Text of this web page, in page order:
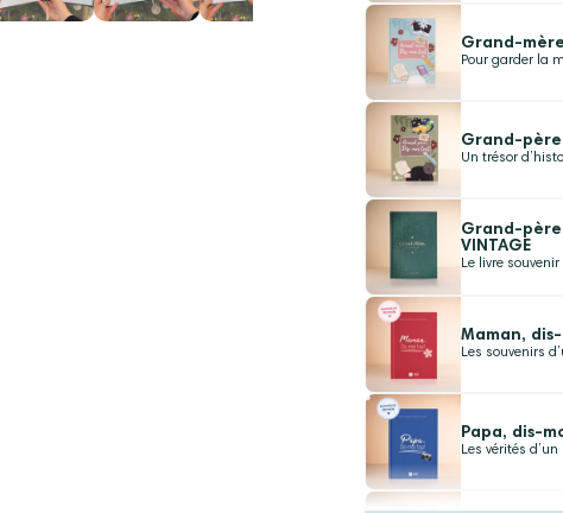
Grand-
Pour garder la
Grand-
Un trésor
Grand-
VINTAGE
Le livre
Maman,
Les souvenirs
Papa, dis-
Les vérités